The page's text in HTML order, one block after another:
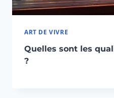
ART DE VIVRE
Quelles sont les
?